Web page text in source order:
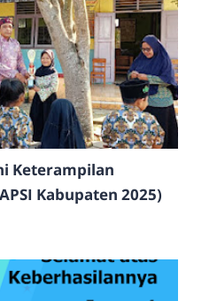
Keterampilan
Kabupaten 2025)